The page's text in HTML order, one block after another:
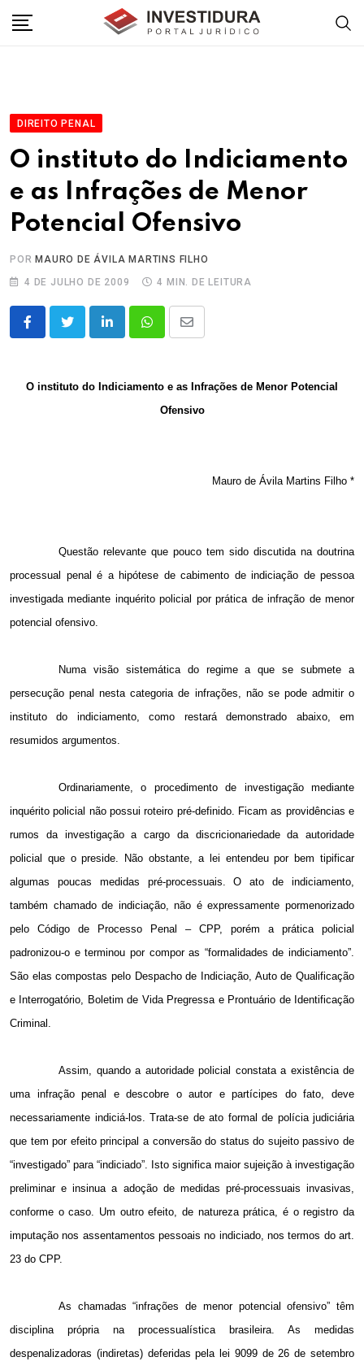
DIREITO PENAL
O instituto do Indiciamento
e as Infrações de Menor
Potencial Ofensivo
POR MAURO DE ÁVILA MARTINS FILHO
4 DE JULHO DE 2009
4 MIN. DE LEITURA
LinkedInWhatsappShare
O instituto do Indiciamento e as Infrações de Menor Potencial
Ofensivo
Mauro de Ávila Martins Filho *
Questão relevante que pouco tem sido discutida na doutrina
processual penal é a hipótese de cabimento de indiciação de pessoa
investigada mediante inquérito policial por prática de infração de menor
potencial ofensivo.
Numa visão sistemática do regime a que se submete a
persecução penal nesta categoria de infrações, não se pode admitir o
instituto do indiciamento, como restará demonstrado abaixo, em
resumidos argumentos.
Ordinariamente, o procedimento de investigação mediante
inquérito policial não possui roteiro pré-definido. Ficam as providências e
rumos da investigação a cargo da discricionariedade da autoridade
policial que o preside. Não obstante, a lei entendeu por bem tipificar
algumas poucas medidas pré-processuais. O ato de indiciamento,
também chamado de indiciação, não é expressamente pormenorizado
pelo Código de Processo Penal – CPP, porém a prática policial
padronizou-o e terminou por compor as “formalidades de indiciamento”.
São elas compostas pelo Despacho de Indiciação, Auto de Qualificação
e Interrogatório, Boletim de Vida Pregressa e Prontuário de Identificação
Criminal.
Assim, quando a autoridade policial constata a existência de
uma infração penal e descobre o autor e partícipes do fato, deve
necessariamente indiciá-los. Trata-se de ato formal de polícia judiciária
que tem por efeito principal a conversão do status do sujeito passivo de
“investigado” para “indiciado”. Isto significa maior sujeição à investigação
preliminar e insinua a adoção de medidas pré-processuais invasivas,
conforme o caso. Um outro efeito, de natureza prática, é o registro da
imputação nos assentamentos pessoais no indiciado, nos termos do art.
23 do CPP.
As chamadas “infrações de menor potencial ofensivo” têm
disciplina própria na processualística brasileira. As medidas
despenalizadoras (indiretas) deferidas pela lei 9099 de 26 de setembro